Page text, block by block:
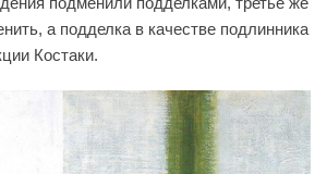
а подделка в качестве подлинника
Костаки.